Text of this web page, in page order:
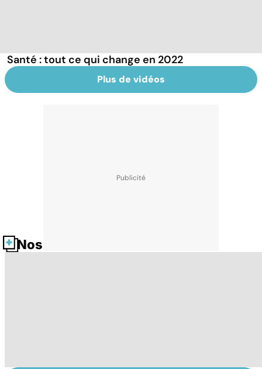
Santé : tout ce qui change en 2022
Plus de vidéos
Nos fiches santé